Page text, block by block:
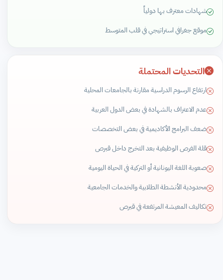
شهادات معترف بها دولياً
موقع جغرافي استراتيجي في قلب المتوسط
التحديات المحتملة
ارتفاع الرسوم الدراسية مقارنة بالجامعات المحلية
عدم الاعتراف بالشهادة في بعض الدول العربية
ضعف البرامج الأكاديمية في بعض التخصصات
قلة الفرص الوظيفية بعد التخرج داخل قبرص
صعوبة اللغة اليونانية أو التركية في الحياة اليومية
محدودية الأنشطة الطلابية والخدمات الجامعية
تكاليف المعيشة المرتفعة في قبرص